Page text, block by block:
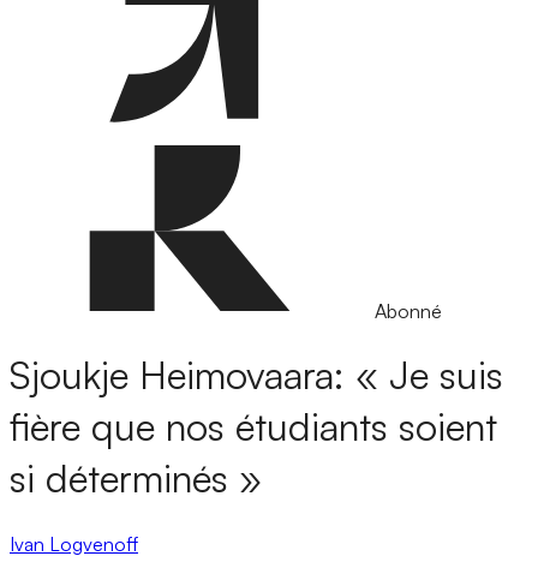
Abonné
Sjoukje Heimovaara: « Je suis
fière que nos étudiants soient
si déterminés »
Ivan Logvenoff